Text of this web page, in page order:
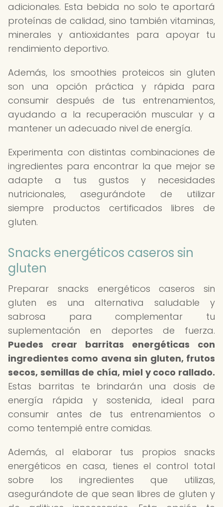
adicionales. Esta bebida no solo te aportará
proteínas de calidad, sino también vitaminas,
minerales y antioxidantes para apoyar tu
rendimiento deportivo.
Además, los smoothies proteicos sin gluten
son una opción práctica y rápida para
consumir después de tus entrenamientos,
ayudando a la recuperación muscular y a
mantener un adecuado nivel de energía.
Experimenta con distintas combinaciones de
ingredientes para encontrar la que mejor se
adapte a tus gustos y necesidades
nutricionales, asegurándote de utilizar
siempre productos certificados libres de
gluten.
Snacks energéticos caseros sin
gluten
Preparar snacks energéticos caseros sin
gluten es una alternativa saludable y
sabrosa para complementar tu
suplementación en deportes de fuerza.
Puedes crear barritas energéticas con
ingredientes como avena sin gluten, frutos
secos, semillas de chía, miel y coco rallado.
Estas barritas te brindarán una dosis de
energía rápida y sostenida, ideal para
consumir antes de tus entrenamientos o
como tentempié entre comidas.
Además, al elaborar tus propios snacks
energéticos en casa, tienes el control total
sobre los ingredientes que utilizas,
asegurándote de que sean libres de gluten y